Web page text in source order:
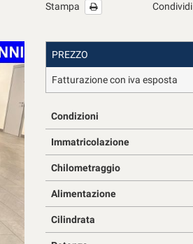
Stampa Condividi
PREZZO
Fatturazione con iva esposta
Condizioni
Immatricolazione
Chilometraggio
Alimentazione
Cilindrata